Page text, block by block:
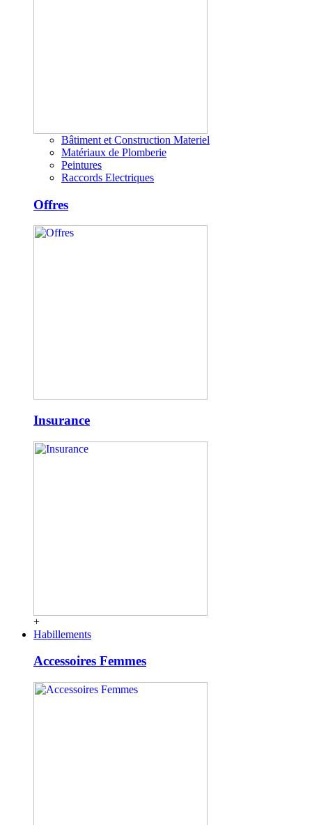
Bâtiment et Construction Materiel
Matériaux de Plomberie
Peintures
Raccords Electriques
Offres
Insurance
+
Habillements
Accessoires Femmes